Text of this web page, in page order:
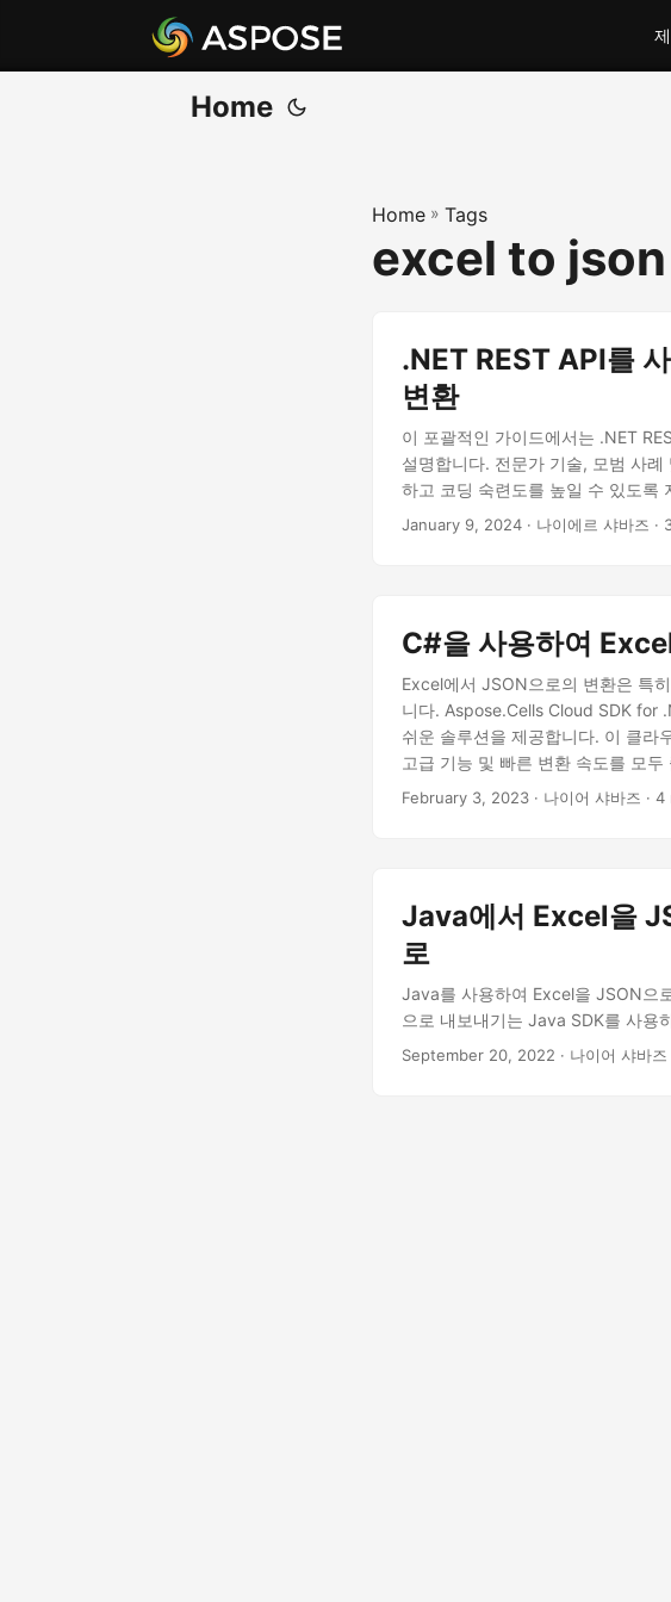
Home
Home » Tags
excel to json
.NET REST API를
변환
이 포괄적인 가이드에서는 .NET
설명합니다. 전문가 기술, 모범 사
하고 코딩 숙련도를 높일 수 있도록
January 9, 2024 · 나이에르 샤바즈 ·
C#을 사용하여
Excel에서 JSON으로의 변환은 특
니다. Aspose.Cells Cloud SDK for
쉬운 솔루션을 제공합니다. 이 클라
고급 기능 및 빠른 변환 속도를 모
변환해야 하는 경우 Aspose.Cells
February 3, 2023 · 나이어 샤바즈 · 4
Java에서 Excel을
로
Java를 사용하여 Excel을 JSON으
으로 내보내기는 Java SDK를 사용
September 20, 2022 · 나이어 샤바